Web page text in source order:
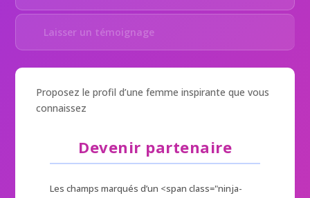
Laisser un témoignage
Proposez le profil d’une femme inspirante que vous
connaissez
Devenir partenaire
Les champs marqués d’un <span class="ninja-